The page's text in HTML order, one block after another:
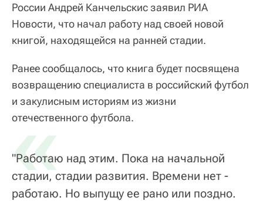
России Андрей Канчельскис заявил РИА
Новости, что начал работу над своей новой
книгой, находящейся на ранней стадии.
Ранее сообщалось, что книга будет посвящена
возвращению специалиста в российский футбол
и закулисным историям из жизни
отечественного футбола.
«
"Работаю над этим. Пока на начальной
стадии, стадии развития. Времени нет -
работаю. Но выпущу ее рано или поздно.